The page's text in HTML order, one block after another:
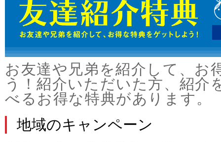
お友達や兄弟を紹介して、お
う！紹介いただいた方、紹介
べるお得な特典があります。
地域のキャンペーン